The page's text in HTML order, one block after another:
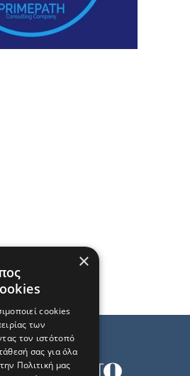
×
cookies
των
τον ιστότοπό
σας για όλα
Πολιτική μας